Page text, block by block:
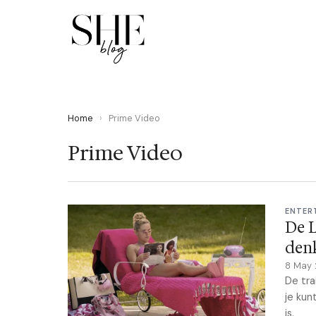
Home › Prime Video
Prime Video
De
8 May
De
je
is.